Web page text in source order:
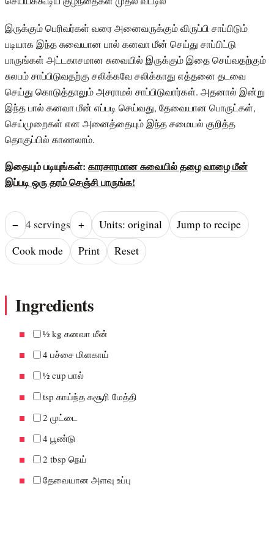
இருக்கும் பெரிவர்கள் வரை அனைவருக்கும் விருப்பி சாப்பிடும்
படியாக இந்த சுவையான பால் கனவா மீன் செய்து சாப்பிட்டு
பாருங்கள் அட்டகாசமான சுவையில் இருக்கும் இதை செய்வதற்கும்
சுலபம் சாப்பிடுவதற்கு சலிக்கவே சலிக்காது எத்தனை தடவை
செய்து கொடுத்தாலும் அசராமல் சாப்பிடுவார்கள். அதனால் இன்று
இந்த பால் கனவா மீன் எப்படி செய்வது, தேவையான பொருட்கள்,
செய்முறைகள் என அனைத்தையும் இந்த சமையல் குறித்த
தொகுப்பில் காணலாம்.
இதையும் படியுங்கள்: காரசாரமான சுவையில் தழை வாழை மீன்
இப்படி ஒரு தரம் செஞ்சி பாருங்க!
− 4 servings + Units: original
Jump to recipe
Cook mode
Print Reset
Ingredients
½ kg கனவா மீன்
4 பச்சை மிளகாய்
½ cup பால்
tsp காய்ந்த கசூரி மேத்தி
2 முட்டை
4 பூண்டு
2 tbsp நெய்
தேவையான அளவு உப்பு